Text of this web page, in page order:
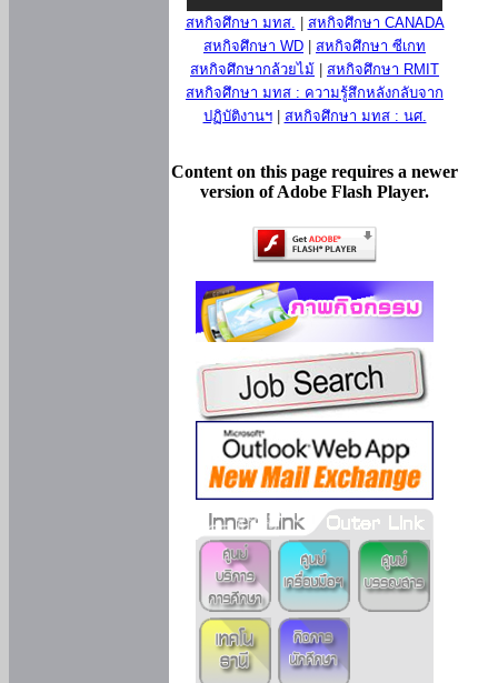
สหกิจศึกษา มทส.
สหกิจศึกษา CANADA
สหกิจศึกษา WD
สหกิจศึกษา ซีเกท
สหกิจศึกษากล้วยไม้
สหกิจศึกษา RMIT
สหกิจศึกษา มทส : ความรู้สึกหลังกลับจาก
ปฏิบัติงานฯ| สหกิจศึกษา มทส : นศ.
Content on this page requires a newer
version of Adobe Flash Player.